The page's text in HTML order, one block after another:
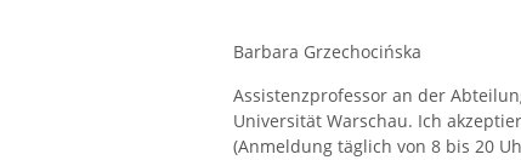
Barbara Grzechocińska
Assistenzprofessor an der
Universität Warschau. Ich
(Anmeldung täglich von 8 bis 20